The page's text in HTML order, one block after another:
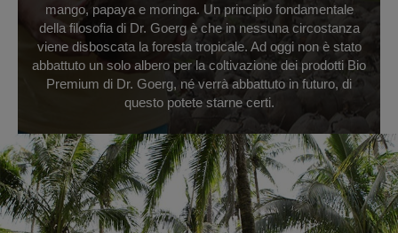
mango, papaya e moringa. Un principio fondamentale
della filosofia di Dr. Goerg è che in nessuna circostanza
viene disboscata la foresta tropicale. Ad oggi non è stato
abbattuto un solo albero per la coltivazione dei prodotti Bio
Premium di Dr. Goerg, né verrà abbattuto in futuro, di
questo potete starne certi.